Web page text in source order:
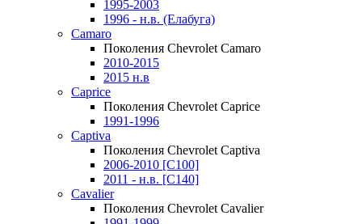
1995-2003
1996 - н.в. (Елабуга)
Camaro
Поколения Chevrolet Camaro
2010-2015
2015 н.в
Caprice
Поколения Chevrolet Caprice
1991-1996
Captiva
Поколения Chevrolet Captiva
2006-2010 [C100]
2011 - н.в. [C140]
Cavalier
Поколения Chevrolet Cavalier